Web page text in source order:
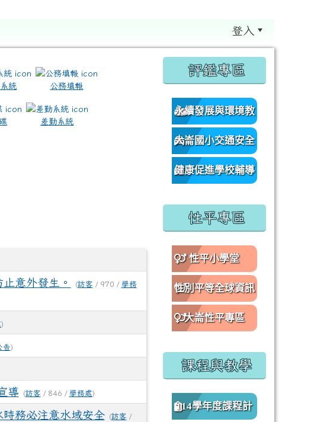
登入
統 公務填報
差勤系統
意外發生。 (訪客 / 970 / 學務
)
告)
導 (訪客 / 846 / 學務處)
務必注意水域安全 (訪客 /
\
:::
評鑑專區
永續發展與環境教
育資源網
大崙國小交通安全
網
健康促進學校輔導
性平專區
性平小學堂
性別平等全球資訊
網
大崙性平專區
課程與教學
114學年度課程計